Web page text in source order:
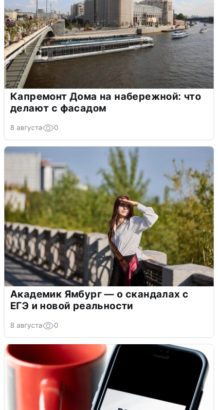
Капремонт Дома на набережной: что
делают с фасадом
8 августа 0
Академик Ямбург — о скандалах с
ЕГЭ и новой реальности
8 августа 0